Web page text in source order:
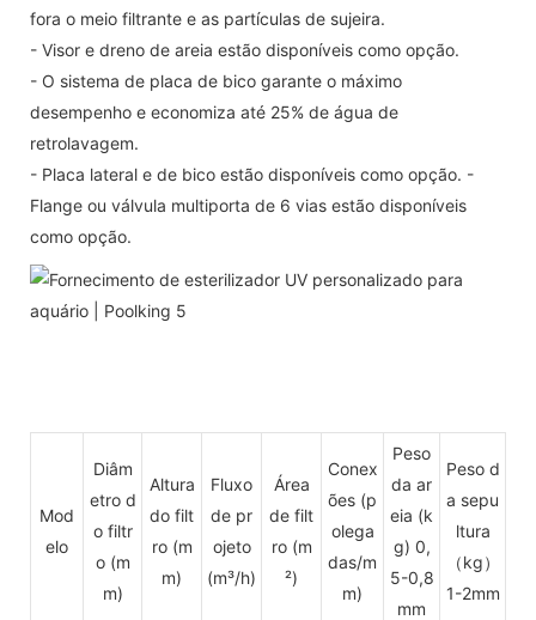
fora o meio filtrante e as partículas de sujeira.
- Visor e dreno de areia estão disponíveis como opção.
- O sistema de placa de bico garante o máximo
desempenho e economiza até 25% de água de
retrolavagem.
- Placa lateral e de bico estão disponíveis como opção. -
Flange ou válvula multiporta de 6 vias estão disponíveis
como opção.
Mod
elo
Diâm
etro d
o filtr
o (m
m)
Altura
do filt
ro (m
m)
Fluxo
de pr
ojeto
(m³/h)
Área
de filt
ro (m
²)
Conex
ões (p
olega
das/m
m)
Peso
da ar
eia (k
g) 0,
5-0,8
mm
Peso d
a sepu
ltura
（kg）
1-2mm